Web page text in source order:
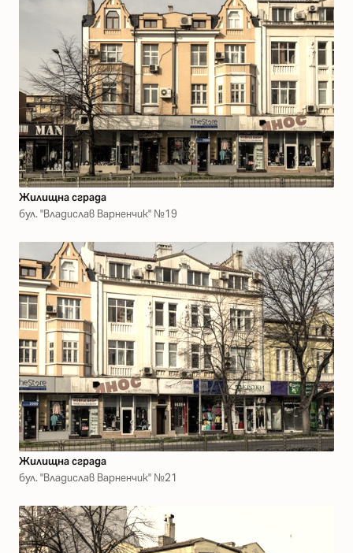
Жилищна сграда
бул. "Владислав Варненчик" №19
Жилищна сграда
бул. "Владислав Варненчик" №21